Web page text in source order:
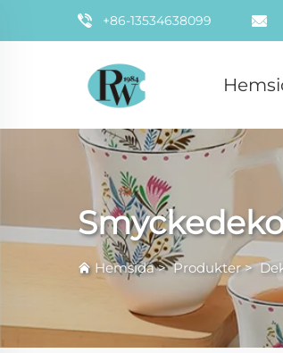
+86-13534638099
Hemsida>Produkter>